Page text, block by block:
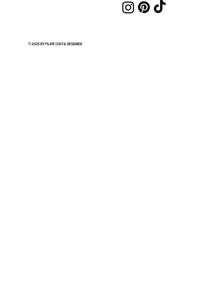
© 2025 BY FILIPE COSTA DESIGNER